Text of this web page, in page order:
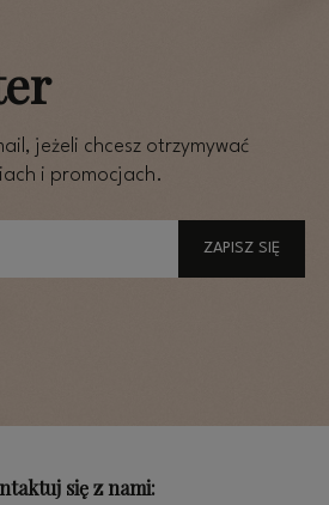
jeżeli chcesz otrzymywać
i promocjach.
ZAPISZ SIĘ
się z nami: